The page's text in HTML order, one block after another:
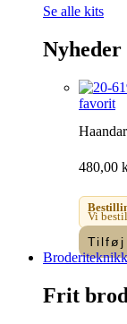
Se alle kits
Nyheder
favorit
480,00
Vi
Frit